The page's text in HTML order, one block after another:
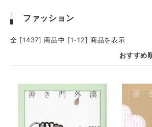
ファッション
全 [1437] 商品中 [1-12] 商品を表示
おすすめ